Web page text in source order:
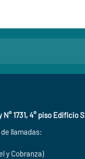
N° 1731, 4° piso Edificio
llamadas:
y Cobranza)